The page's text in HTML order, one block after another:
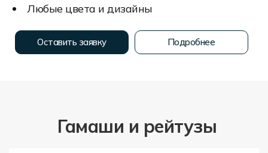
Любые цвета и дизайны
Оставить заявку Подробнее
Гамаши и рейтузы